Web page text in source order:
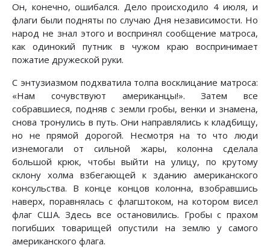
Он, конечно, ошибался. Дело происходило 4 июля, и
флаги были подняты по случаю Дня независимости. Но
народ не знал этого и воспринял сообщение матроса,
как одинокий путник в чужом краю воспринимает
пожатие дружеской руки.
С энтузиазмом подхватила толпа восклицание матроса:
«Нам сочувствуют американцы!». Затем все
собравшиеся, подняв с земли гробы, венки и знамена,
снова тронулись в путь. Они направлялись к кладбищу,
но не прямой дорогой. Несмотря на то что люди
изнемогали от сильной жары, колонна сделала
большой крюк, чтобы выйти на улицу, по крутому
склону холма взбегающей к зданию американского
консульства. В конце концов колонна, взобравшись
наверх, поравнялась с флагштоком, на котором висел
флаг США. Здесь все остановились. Гробы с прахом
погибших товарищей опустили на землю у самого
американского флага.